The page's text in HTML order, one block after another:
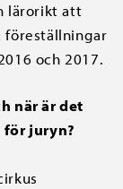
lärorikt att
föreställningar
och 2017.
när är det
för juryn?